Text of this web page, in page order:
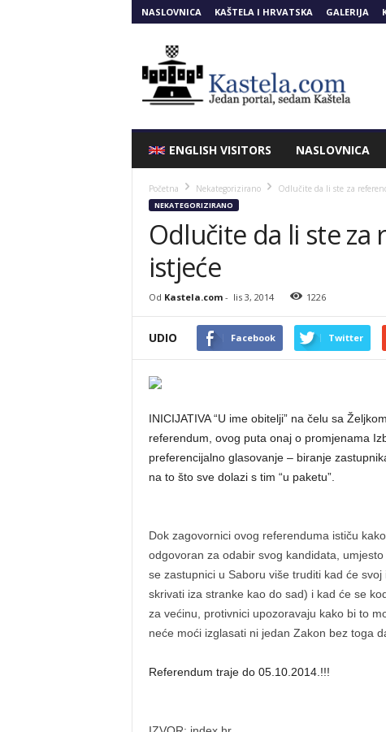
NASLOVNICA KAŠTELA I HRVATSKA GALERIJA
ENGLISH VISITORS NASLOVNICA
Početna Nekategorizirano Odlučite da li ste za
NEKATEGORIZIRANO
Odlučite da li ste
istjeće
Od Kastela.com- lis 3, 2014 1226
UDIO Facebook Twitter
INICIJATIVA “U ime obitelji” na čelu sa
referendum, ovog puta onaj o promjenama
preferencijalno glasovanje – biranje
na to što sve dolazi s tim “u paketu”.
Dok zagovornici ovog referenduma ističu
odgovoran za odabir svog kandidata,
se zastupnici u Saboru više truditi kad će
skrivati iza stranke kao do sad) i kad će se
za većinu, protivnici upozoravaju kako bi to
neće moći izglasati ni jedan Zakon bez toga
Referendum traje do 05.10.2014.!!!